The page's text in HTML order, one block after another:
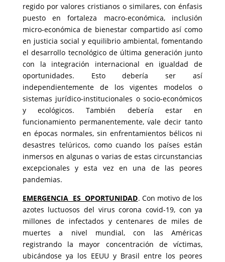
regido por valores cristianos o similares, con énfasis
puesto en fortaleza macro-económica, inclusión
micro-económica de bienestar compartido así como
en justicia social y equilibrio ambiental, fomentando
el desarrollo tecnológico de última generación junto
con la integración internacional en igualdad de
oportunidades. Esto debería ser así
independientemente de los vigentes modelos o
sistemas jurídico-institucionales o socio-económicos
y ecológicos. También debería estar en
funcionamiento permanentemente, vale decir tanto
en épocas normales, sin enfrentamientos bélicos ni
desastres telúricos, como cuando los países están
inmersos en algunas o varias de estas circunstancias
excepcionales y esta vez en una de las peores
pandemias.
EMERGENCIA ES OPORTUNIDAD. Con motivo de los
azotes luctuosos del virus corona covid-19, con ya
millones de infectados y centenares de miles de
muertes a nivel mundial, con las Américas
registrando la mayor concentración de víctimas,
ubicándose ya los EEUU y Brasil entre los peores